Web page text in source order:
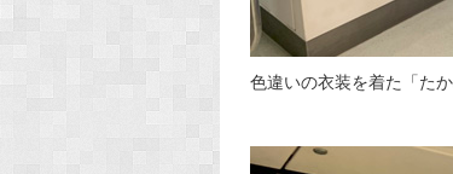
色違いの衣装を着た「た